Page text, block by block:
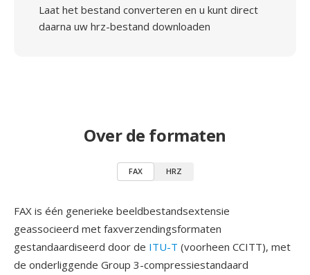
Laat het bestand converteren en u kunt direct
daarna uw hrz-bestand downloaden
Over de formaten
FAX HRZ
FAX is één generieke beeldbestandsextensie
geassocieerd met faxverzendingsformaten
gestandaardiseerd door de ITU-T (voorheen CCITT), met
de onderliggende Group 3-compressiestandaard